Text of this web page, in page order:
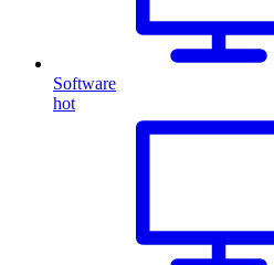
Software
hot